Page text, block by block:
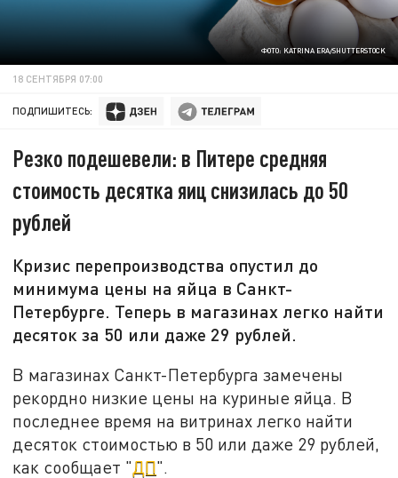
ФОТО: KATRINA ERA/SHUTTERSTOCK
18 СЕНТЯБРЯ 07:00
ПОДПИШИТЕСЬ:
Резко подешевели: в Питере средняя
стоимость десятка яиц снизилась до 50
рублей
Кризис перепроизводства опустил до
минимума цены на яйца в Санкт-
Петербурге. Теперь в магазинах легко найти
десяток за 50 или даже 29 рублей.
В магазинах Санкт-Петербурга замечены
рекордно низкие цены на куриные яйца. В
последнее время на витринах легко найти
десяток стоимостью в 50 или даже 29 рублей,
как сообщает "ДП".